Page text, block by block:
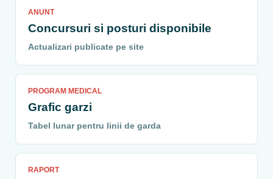
ANUNT
Concursuri si posturi disponibile
Actualizari publicate pe site
PROGRAM MEDICAL
Grafic garzi
Tabel lunar pentru linii de garda
RAPORT